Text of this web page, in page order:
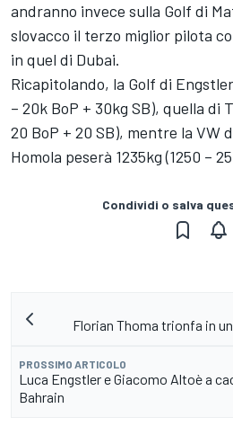
andranno invece sulla Golf di
slovacco il terzo miglior pilota
in quel di Dubai.
Ricapitolando, la Golf di
– 20k BoP + 30kg SB), quella di
20 BoP + 20 SB), mentre la VW
Homola peserà 1235kg (1250 –
Condividi o salva
Florian Thoma trionfa in
PROSSIMO ARTICOLO
Luca Engstler e Giacomo Altoè a
Bahrain